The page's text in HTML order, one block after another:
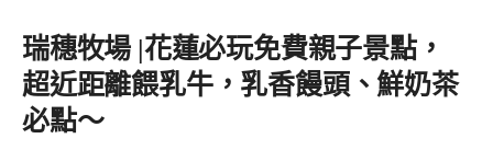
瑞穗牧場 |花蓮必玩免費親子景點，
超近距離餵乳牛，乳香饅頭、鮮奶茶
必點～